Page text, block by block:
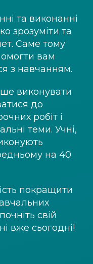
та виконанні
зрозуміти та
Саме тому
вам
з навчанням.
виконувати
до
робіт і
теми. Учні,
на 40
покращити
почніть свій
вже сьогодні!